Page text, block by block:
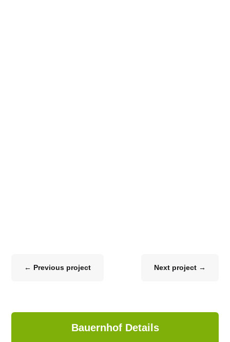
← Previous project Next project→
Bauernhof Details